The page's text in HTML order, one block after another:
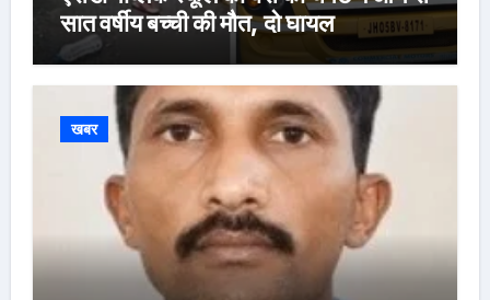
सात वर्षीय बच्ची की मौत, दो घायल
खबर